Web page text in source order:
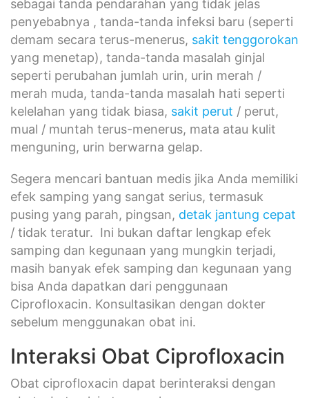
sebagai tanda pendarahan yang tidak jelas
penyebabnya , tanda-tanda infeksi baru (seperti
demam secara terus-menerus, sakit tenggorokan
yang menetap), tanda-tanda masalah ginjal
seperti perubahan jumlah urin, urin merah /
merah muda, tanda-tanda masalah hati seperti
kelelahan yang tidak biasa, sakit perut / perut,
mual / muntah terus-menerus, mata atau kulit
menguning, urin berwarna gelap.
Segera mencari bantuan medis jika Anda memiliki
efek samping yang sangat serius, termasuk
pusing yang parah, pingsan, detak jantung cepat
/ tidak teratur. Ini bukan daftar lengkap efek
samping dan kegunaan yang mungkin terjadi,
masih banyak efek samping dan kegunaan yang
bisa Anda dapatkan dari penggunaan
Ciprofloxacin. Konsultasikan dengan dokter
sebelum menggunakan obat ini.
Interaksi Obat Ciprofloxacin
Obat ciprofloxacin dapat berinteraksi dengan